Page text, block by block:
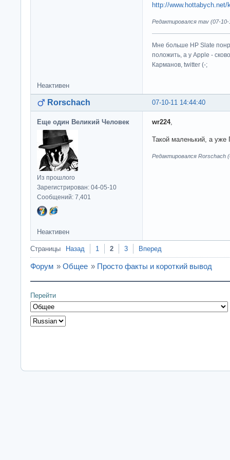
http://www.hottabych.net/
Редактировался mav (07-10-
Мне больше HP Slate
положить, а у Apple -
Карманов, twitter (-;
Неактивен
07-10-11 14:44:40
Rorschach
Еще один Великий Человек
Из прошлого
Зарегистрирован: 04-05-10
Сообщений: 7,401
wr224,
Такой маленький, а уже
Редактировался Rorschach
Неактивен
Страницы Назад 1 2 3 Вперед
Форум » Общее » Просто факты и короткий вывод
Перейти